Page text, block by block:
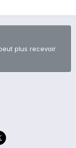
plus recevoir